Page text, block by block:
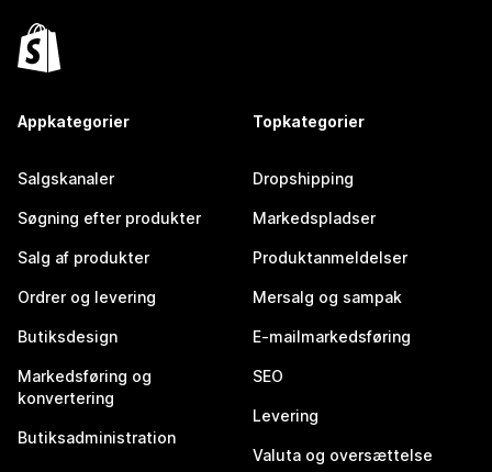
Appkategorier
Salgskanaler
Søgning efter produkter
Salg af produkter
Ordrer og levering
Butiksdesign
Markedsføring og
konvertering
Butiksadministration
Topkategorier
Dropshipping
Markedspladser
Produktanmeldelser
Mersalg og sampak
E-mailmarkedsføring
SEO
Levering
Valuta og oversættelse